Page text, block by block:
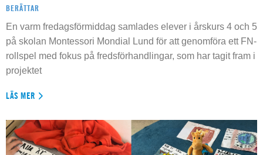
BERÄTTAR
En varm fredagsförmiddag samlades elever i årskurs 4 och 5
på skolan Montessori Mondial Lund för att genomföra ett FN-
rollspel med fokus på fredsförhandlingar, som har tagit fram i
projektet
LÄS MER